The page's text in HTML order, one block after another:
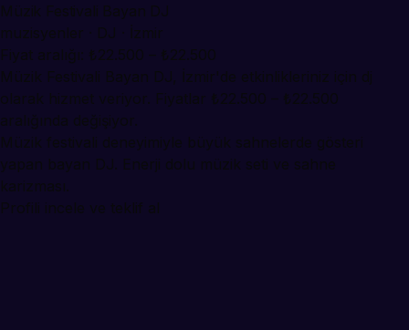
Müzik Festivali Bayan DJ
muzisyenler · DJ · İzmir
Fiyat aralığı: ₺22.500 – ₺22.500
Müzik Festivali Bayan DJ, İzmir'de etkinlikleriniz için dj
olarak hizmet veriyor. Fiyatlar ₺22.500 – ₺22.500
aralığında değişiyor.
Müzik festivali deneyimiyle büyük sahnelerde gösteri
yapan bayan DJ. Enerji dolu müzik seti ve sahne
karizması.
Profili incele ve teklif al